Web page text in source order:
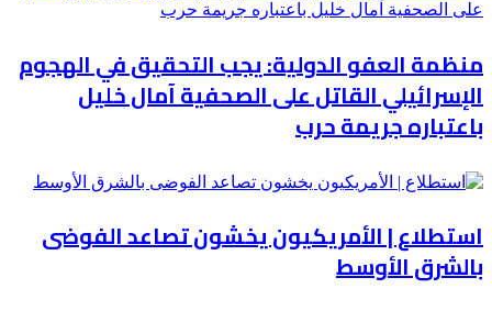
منظمة العفو الدولية: يجب التحقيق في الهجوم
الإسرائيلي القاتل على الصحفية آمال خليل
باعتباره جريمة حرب
استطلاع | الأمريكيون يخشون تصاعد الفوضى
بالشرق الأوسط